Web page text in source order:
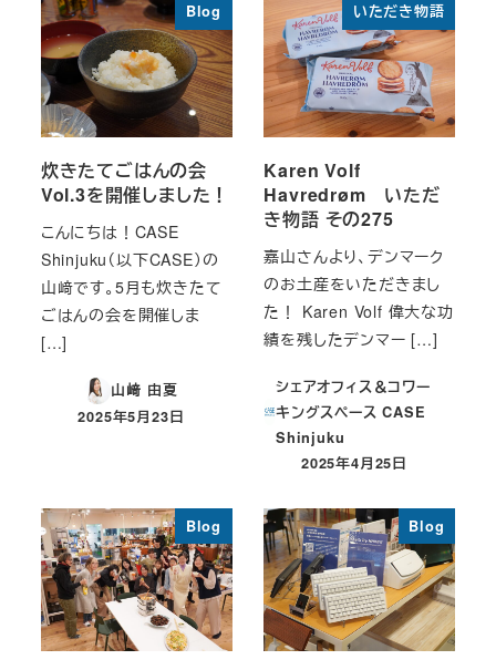
Blog
炊きたてごはんの会
Vol.3を開催しました！
こんにちは！CASE
Shinjuku（以下CASE）の
山﨑です。5月も炊きたて
ごはんの会を開催しま
[…]
山﨑 由夏
投稿日
2025年5月23日
いただき物語
Karen Volf
Havredrøm いただ
き物語 その275
嘉山さんより、デンマーク
のお土産をいただきまし
た！ Karen Volf 偉大な功
績を残したデンマー […]
シェアオフィス＆コワー
キングスペース CASE
Shinjuku
投稿日
2025年4月25日
Blog Blog